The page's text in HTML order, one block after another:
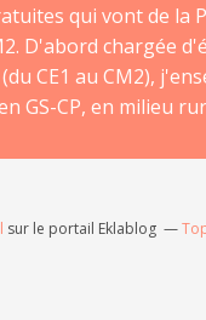
qui vont de la
D'abord chargée
CE1 au CM2),
GS-CP, en milieu
sur le portail Eklablog